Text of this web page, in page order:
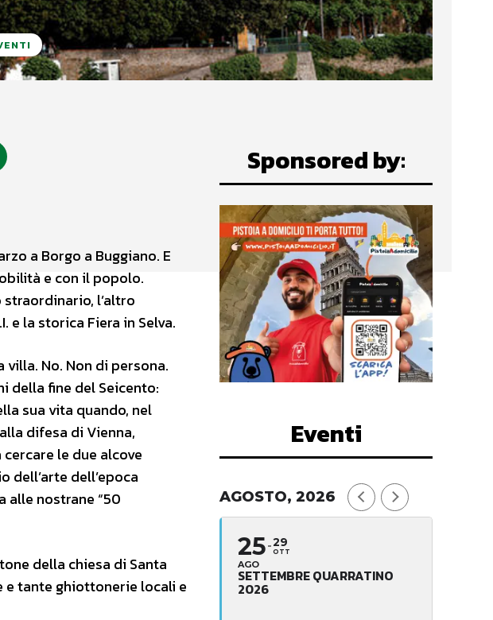
a Borgo a Buggiano. E
e con il popolo.
l’altro
e la storica Fiera in Selva.
No. Non di persona.
della fine del Seicento:
sua vita quando, nel
difesa di Vienna,
le due alcove
dell’arte dell’epoca
nostrane “50
della chiesa di Santa
e tante ghiottonerie locali e
Sponsored by:
Eventi
AGOSTO, 2026
25
AGO
29
OTT
SETTEMBRE QUARRATINO
2026